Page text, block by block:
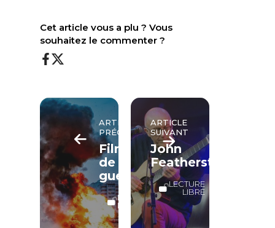
Cet article vous a plu ? Vous
souhaitez le commenter ?
ARTICLE
PRÉCÉDENT
Film
de
guerre
LECTURE
LIBRE
ARTICLE
SUIVANT
John
Featherstone
LECTURE
LIBRE